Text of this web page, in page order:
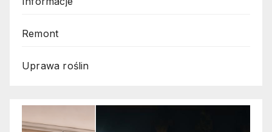
Remont
Uprawa roślin